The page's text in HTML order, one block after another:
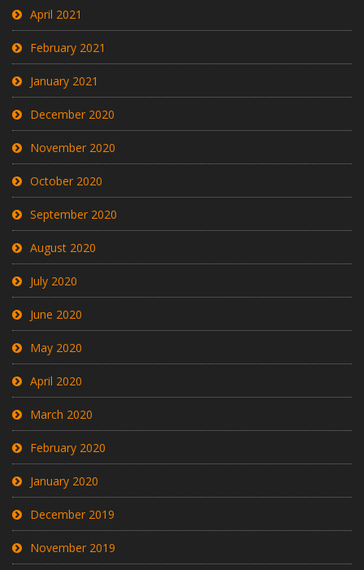
April 2021
February 2021
January 2021
December 2020
November 2020
October 2020
September 2020
August 2020
July 2020
June 2020
May 2020
April 2020
March 2020
February 2020
January 2020
December 2019
November 2019